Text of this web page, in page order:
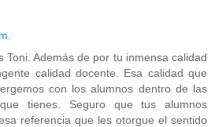
Toni. Además de por tu inmensa calidad
calidad docente. Esa calidad que
con los alumnos dentro de las
tienes. Seguro que tus alumnos
referencia que les otorgue el sentido